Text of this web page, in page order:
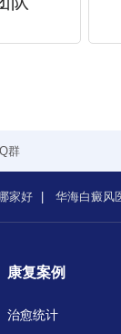
群
家好 华海白癜风
康复案例
治愈统计